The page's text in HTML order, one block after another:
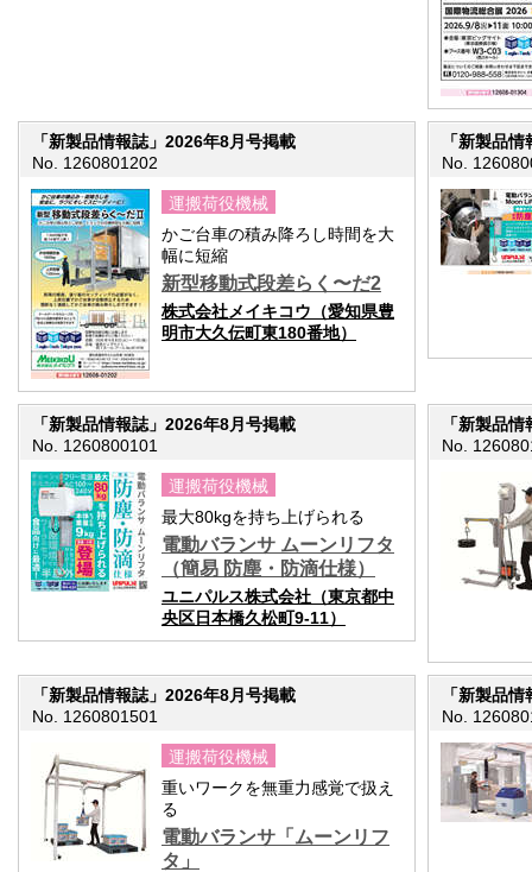
「新製品情報誌」2026年8月号掲載
No. 1260801202
運搬荷役機械
かご台車の積み降ろし時間を大
幅に短縮
新型移動式段差らく〜だ2
株式会社メイキコウ（愛知県豊
明市大久伝町東180番地）
「新製品
No.
「新製品情報誌」2026年8月号掲載
No. 1260800101
運搬荷役機械
最大80kgを持ち上げられる
電動バランサ ムーンリフタ
（簡易 防塵・防滴仕様）
ユニパルス株式会社（東京都中
央区日本橋久松町9-11）
「新製品
No.
「新製品情報誌」2026年8月号掲載
No. 1260801501
運搬荷役機械
重いワークを無重力感覚で扱え
る
電動バランサ「ムーンリフ
タ」
「新製品
No.